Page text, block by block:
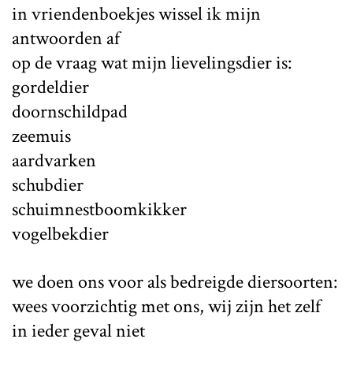
in vriendenboekjes wissel ik mijn
antwoorden af
op de vraag wat mijn lievelingsdier is:
gordeldier
doornschildpad
zeemuis
aardvarken
schubdier
schuimnestboomkikker
vogelbekdier
we doen ons voor als bedreigde diersoorten:
wees voorzichtig met ons, wij zijn het zelf
in ieder geval niet